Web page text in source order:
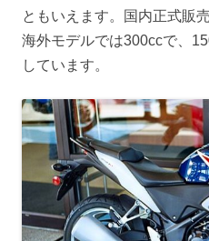
ともいえます。国内正式販
海外モデルでは300ccで、
しています。